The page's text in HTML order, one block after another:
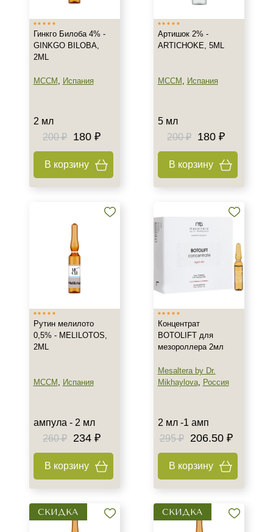
Израиль
Испания
Показать еще
Класс косметики
Универсальная
Все типы кожи
Зрелая
Показать еще
Возраст
Показать еще
Восстановление
Матирование
Моделирование
Показать еще
Гинкго Билоба 4% -
GINKGO BILOBA,
2ML
MCCM , Испания
2 мл
200 ₽
180 ₽
В корзину
Артишок 2% -
ARTICHOKE, 5ML
MCCM , Испания
5 мл
200 ₽
180 ₽
В корзину
Рутин мелилото
0,5% - MELILOTOS,
2ML
MCCM , Испания
ампула - 2 мл
260 ₽
234 ₽
В корзину
Концентрат
BOTOLIFT для
мезороллера 2мл
Mesaltera by Dr.
Mikhaylova, Россия
2 мл -1 амп
295 ₽
206.50 ₽
В корзину
СКИДКА СКИДКА